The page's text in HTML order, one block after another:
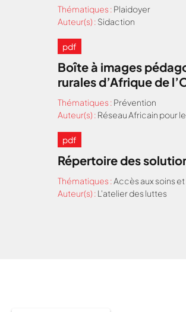
Thématiques : Plaidoyer
Auteur(s) : Sidaction
pdf
Boîte à images
rurales d’Afrique de
Thématiques : Prévention
Auteur(s) : Réseau Africain pour
pdf
Répertoire des
Thématiques :Accès aux soins
Auteur(s) : L'atelier des luttes